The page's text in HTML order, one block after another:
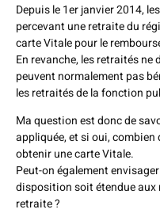
Depuis le 1er janvier 2014,
percevant une retraite du
carte Vitale pour le
En revanche, les retraités
peuvent normalement pas
les retraités de la fonction
Ma question est donc de
appliquée, et si oui,
obtenir une carte Vitale.
Peut-on également
disposition soit étendue
retraite ?